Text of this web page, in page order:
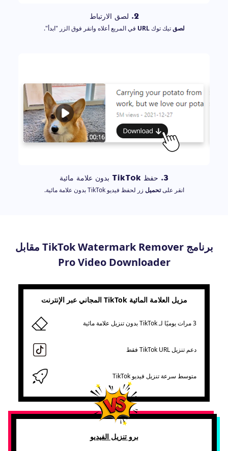
2. لصق الارتباط
لصقتيك توكURL في المربع أعلاه وانقر فوق الزر "ابدأ".
3. حفظ TikTok بدون علامة مائية
انقر علىتحميل زر لحفظ فيديو TikTok بدون علامة مائية.
برنامج TikTok Watermark Remover مقابل
Pro Video Downloader
مزيل العلامة المائية TikTok المجاني عبر الإنترنت
3 مرات يوميًا لـ TikTok بدون تنزيل علامة مائية
دعم تنزيل TikTok URL فقط
متوسط ​​سرعة تنزيل فيديو TikTok
برو تنزيل الفيديو